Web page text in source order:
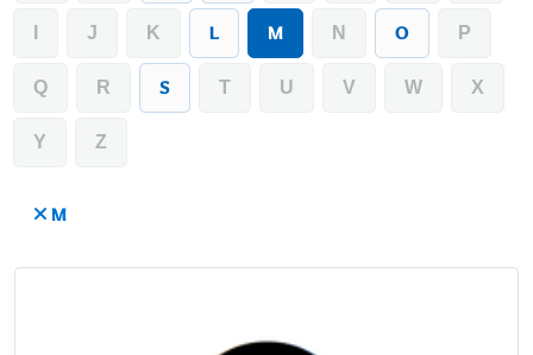
J K L M N O P
Q R S T U V W X
Y Z
M